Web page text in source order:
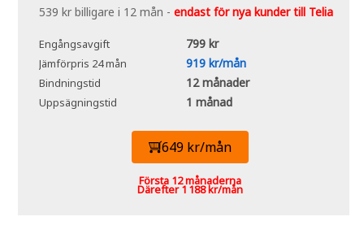
539 kr billigare i 12 mån - endast för nya kunder till Telia
Engångsavgift 799 kr
Jämförpris 24 mån 919 kr/mån
Bindningstid 12 månader
Uppsägningstid 1 månad
649 kr/mån
Första 12 månaderna
Därefter 1 188 kr/mån